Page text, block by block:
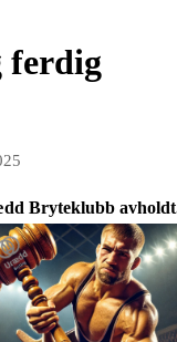
ferdig
Bryteklubb